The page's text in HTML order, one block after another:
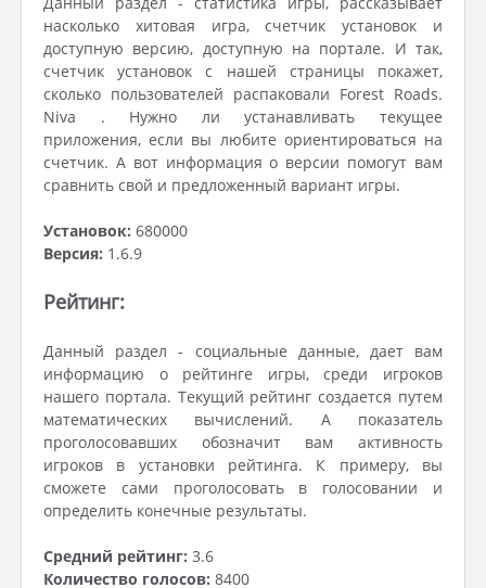
насколько хитовая игра, счетчик установок и
доступную версию, доступную на портале. И так,
счетчик установок с нашей страницы покажет,
сколько пользователей распаковали Forest Roads.
Niva . Нужно ли устанавливать текущее
приложения, если вы любите ориентироваться на
счетчик. А вот информация о версии помогут вам
сравнить свой и предложенный вариант игры.
Установок: 680000
Версия: 1.6.9
Рейтинг:
Данный раздел - социальные данные, дает вам
информацию о рейтинге игры, среди игроков
нашего портала. Текущий рейтинг создается путем
математических вычислений. А показатель
проголосовавших обозначит вам активность
игроков в установки рейтинга. К примеру, вы
сможете сами проголосовать в голосовании и
определить конечные результаты.
Средний рейтинг: 3.6
Количество голосов: 8400